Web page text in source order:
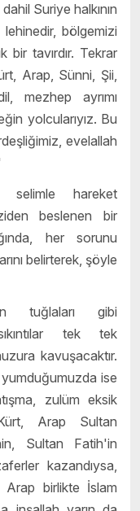
Suriye halkının
bölgemizi
bir tavırdır. Tekrar
Arap, Sünni, Şii,
mezhep ayrımı
yolcularıyız. Bu
evelallah
selimle hareket
beslenen bir
her sorunu
belirterek, şöyle
tuğlaları gibi
tek tek
kavuşacaktır.
yumduğumuzda ise
zulüm eksik
Arap Sultan
Sultan Fatih'in
kazandıysa,
Arap birlikte İslam